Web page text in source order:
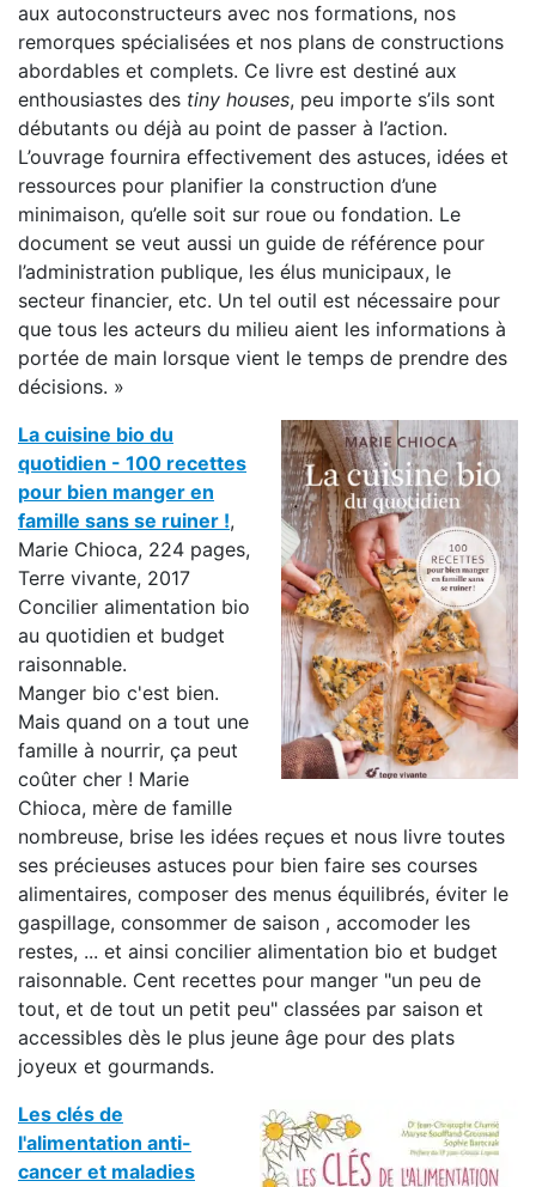
aux autoconstructeurs avec nos formations, nos
remorques spécialisées et nos plans de constructions
abordables et complets. Ce livre est destiné aux
enthousiastes des tiny houses, peu importe s’ils sont
débutants ou déjà au point de passer à l’action.
L’ouvrage fournira effectivement des astuces, idées et
ressources pour planifier la construction d’une
minimaison, qu’elle soit sur roue ou fondation. Le
document se veut aussi un guide de référence pour
l’administration publique, les élus municipaux, le
secteur financier, etc. Un tel outil est nécessaire pour
que tous les acteurs du milieu aient les informations à
portée de main lorsque vient le temps de prendre des
décisions. »
La cuisine bio du
quotidien - 100 recettes
pour bien manger en
famille sans se ruiner !,
Marie Chioca, 224 pages,
Terre vivante, 2017
Concilier alimentation bio
au quotidien et budget
raisonnable.
Manger bio c'est bien.
Mais quand on a tout une
famille à nourrir, ça peut
coûter cher ! Marie
Chioca, mère de famille
nombreuse, brise les idées reçues et nous livre toutes
ses précieuses astuces pour bien faire ses courses
alimentaires, composer des menus équilibrés, éviter le
gaspillage, consommer de saison , accomoder les
restes, ... et ainsi concilier alimentation bio et budget
raisonnable. Cent recettes pour manger "un peu de
tout, et de tout un petit peu" classées par saison et
accessibles dès le plus jeune âge pour des plats
joyeux et gourmands.
Les clés de
l'alimentation anti-
cancer et maladies